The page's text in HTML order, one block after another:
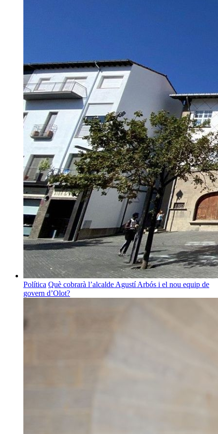
Política Què cobrarà l’alcalde Agustí Arbós i el nou equip de
govern d’Olot?